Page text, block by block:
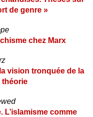
de genre »
chez Marx
vision tronquée de la
théorie
L’islamisme comme